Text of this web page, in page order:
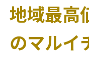
地域最高
のマルイ